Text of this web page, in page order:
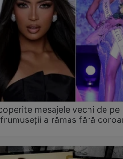
mesajele vechi de pe
a rămas fără